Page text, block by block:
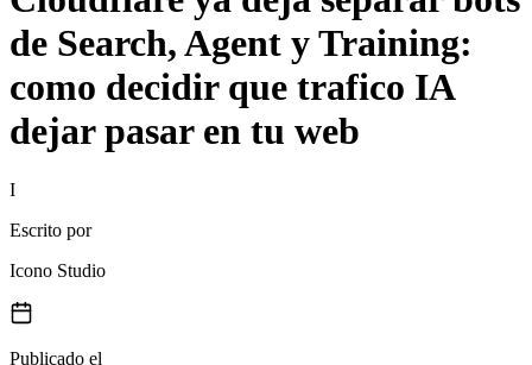
de Search, Agent y Training:
como decidir que trafico IA
dejar pasar en tu web
I
Escrito por
Icono Studio
Publicado el